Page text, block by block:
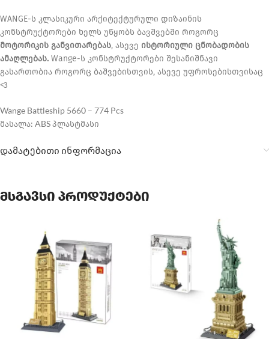
WANGE-ს კლასიკური არქიტექტურული დიზაინის
კონსტრუქტორები ხელს უწყობს ბავშვებში როგორც
მოტორიკის განვითარებას, ასევე ისტორიული ცნობადობის
ამაღლებას. Wange-ს კონსტრუქტორები შესანიშნავი
გასართობია როგორც ბაშვებისთვის, ასევე უფროსებისთვისაც
<3
Wange Battleship 5660 – 774 Pcs
მასალა: ABS პლასტმასი
დამატებითი ინფორმაცია
მსგავსი პროდუქტები